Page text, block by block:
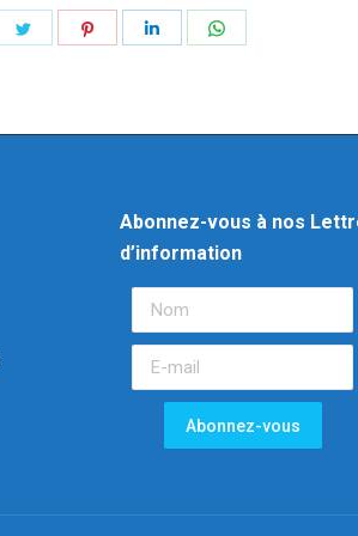
Abonnez-vous à nos
d’information